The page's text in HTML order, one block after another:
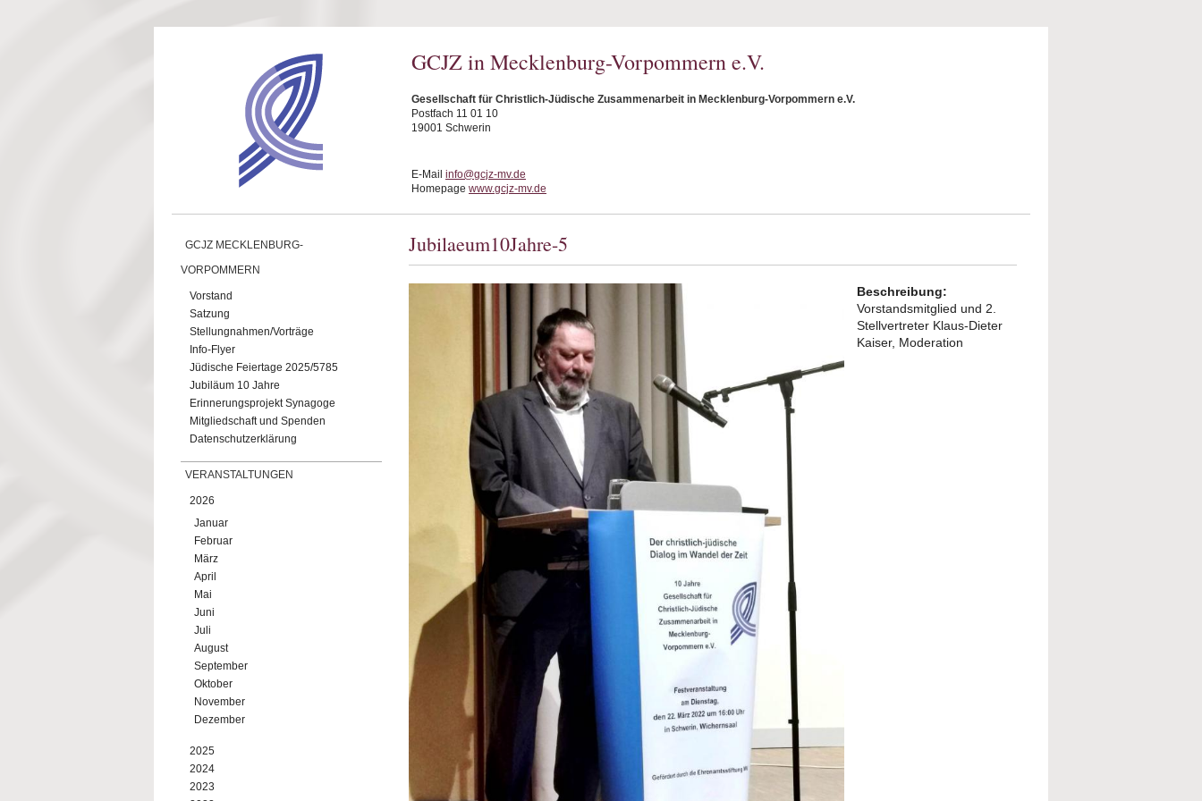
GCJZ in Mecklenburg-Vorpommern e.V.
Gesellschaft für Christlich-Jüdische Zusammenarbeit in Mecklenburg-Vorpommern e.V.
Postfach 11 01 10
19001 Schwerin
E-Mail info@gcjz-mv.de
Homepage www.gcjz-mv.de
GCJZ MECKLENBURG-
VORPOMMERN
Vorstand
Satzung
Stellungnahmen/Vorträge
Info-Flyer
Jüdische Feiertage 2025/5785
Jubiläum 10 Jahre
Erinnerungsprojekt Synagoge
Mitgliedschaft und Spenden
Datenschutzerklärung
VERANSTALTUNGEN
2026
Januar
Februar
März
April
Mai
Juni
Juli
August
September
Oktober
November
Dezember
2025
2024
2023
Jubilaeum10Jahre-5
Beschreibung:
Vorstandsmitglied und 2.
Stellvertreter Klaus-Dieter
Kaiser, Moderation